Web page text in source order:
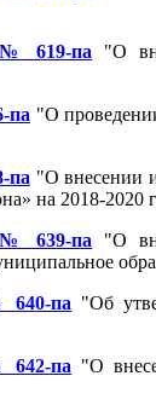
№ 619-па "О
па "О
па "О внесении
на 2018-2020
№ 639-па "О
640-па "Об
642-па "О